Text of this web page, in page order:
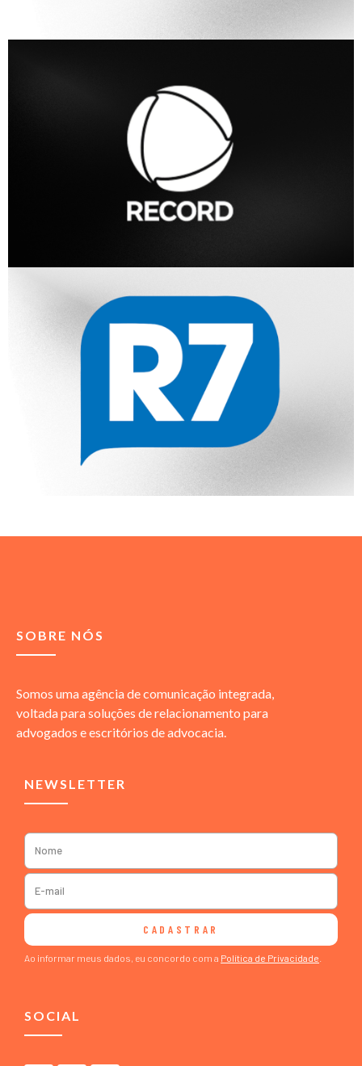
SOBRE NÓS
Somos uma agência de comunicação integrada,
voltada para soluções de relacionamento para
advogados e escritórios de advocacia.
NEWSLETTER
CADASTRAR
Ao informar meus dados, eu concordo com a Política de Privacidade
SOCIAL